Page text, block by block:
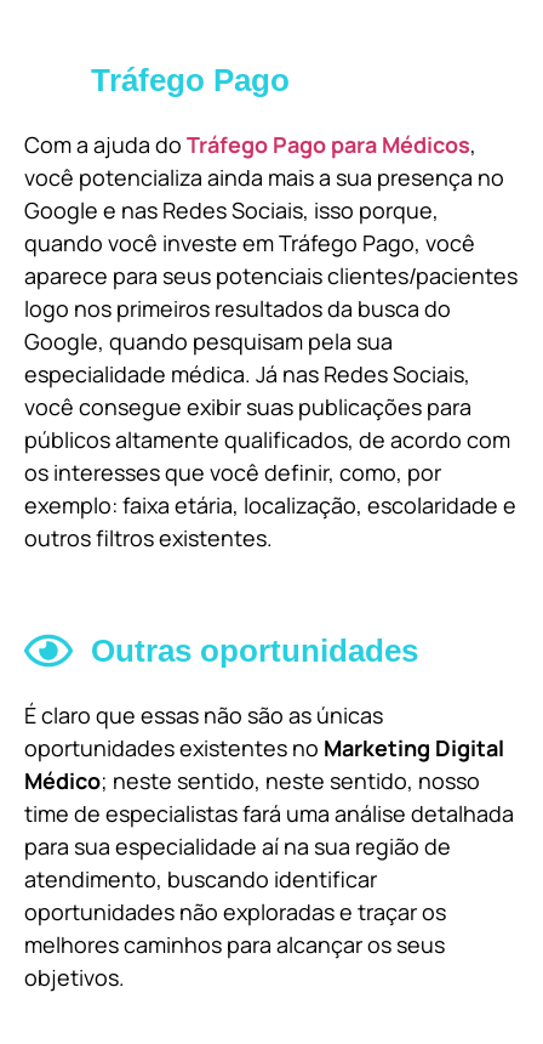
Tráfego Pago
Com a ajuda do Tráfego Pago para Médicos,
você potencializa ainda mais a sua presença no
Google e nas Redes Sociais, isso porque,
quando você investe em Tráfego Pago, você
aparece para seus potenciais clientes/pacientes
logo nos primeiros resultados da busca do
Google, quando pesquisam pela sua
especialidade médica. Já nas Redes Sociais,
você consegue exibir suas publicações para
públicos altamente qualificados, de acordo com
os interesses que você definir, como, por
exemplo: faixa etária, localização, escolaridade e
outros filtros existentes.
Outras oportunidades
É claro que essas não são as únicas
oportunidades existentes no Marketing Digital
Médico; neste sentido, neste sentido, nosso
time de especialistas fará uma análise detalhada
para sua especialidade aí na sua região de
atendimento, buscando identificar
oportunidades não exploradas e traçar os
melhores caminhos para alcançar os seus
objetivos.